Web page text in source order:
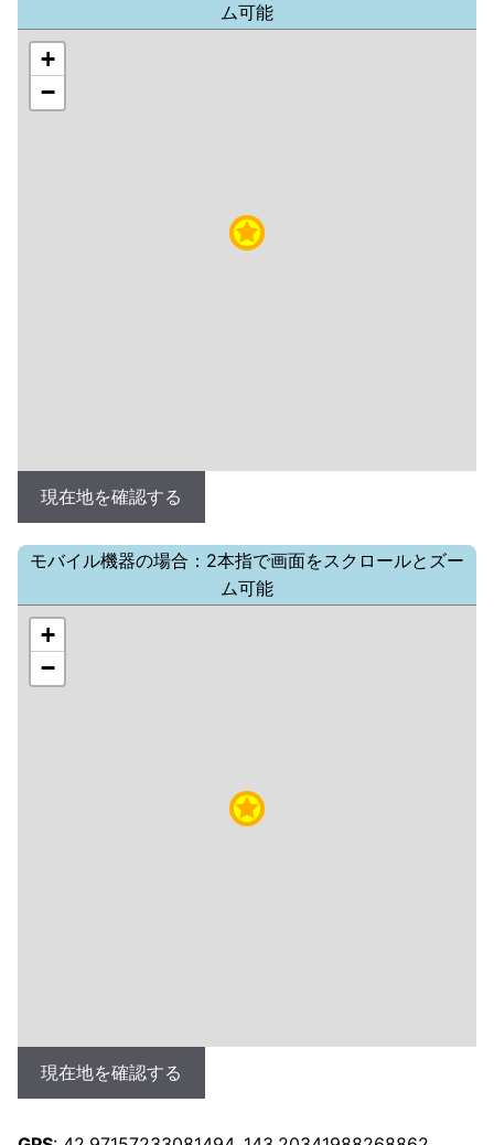
ム可能
+
−
現在地を確認する
モバイル機器の場合：2本指で画面をスクロールとズー
ム可能
+
−
現在地を確認する